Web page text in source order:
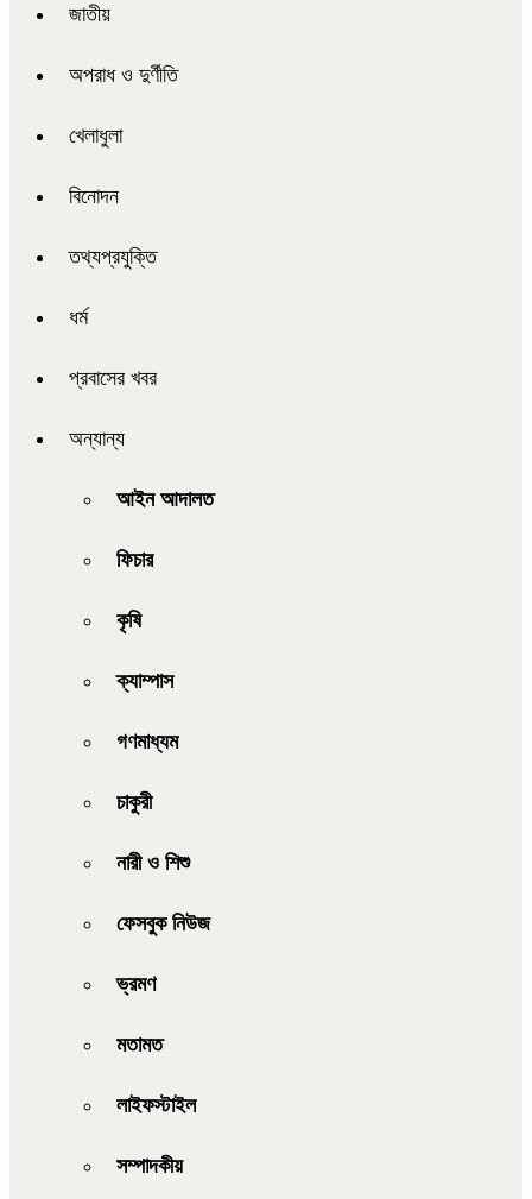
জাতীয়
অপরাধ ও দুর্ণীতি
খেলাধুলা
বিনোদন
তথ্যপ্রযুক্তি
ধর্ম
প্রবাসের খবর
অন্যান্য
আইন আদালত
ফিচার
কৃষি
ক্যাম্পাস
গণমাধ্যম
চাকুরী
নারী ও শিশু
ফেসবুক নিউজ
ভ্রমণ
মতামত
লাইফস্টাইল
সম্পাদকীয়